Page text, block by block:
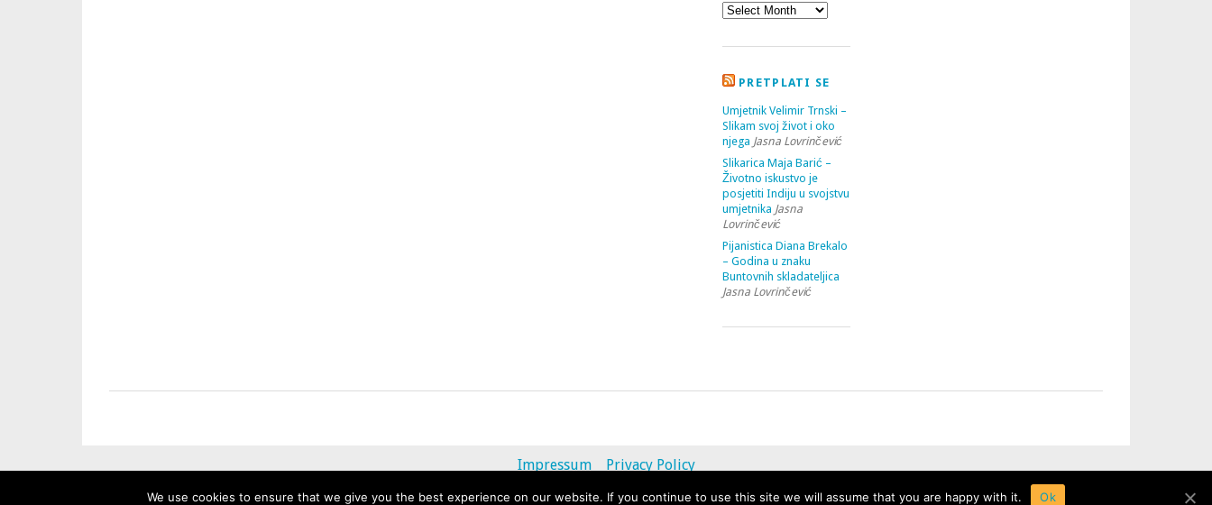
PRETPLATI SE
Umjetnik Velimir Trnski –
Slikam svoj život i oko
njega Jasna Lovrinčević
Slikarica Maja Barić –
Životno iskustvo je
posjetiti Indiju u svojstvu
umjetnika Jasna
Lovrinčević
Pijanistica Diana Brekalo
– Godina u znaku
Buntovnih skladateljica
Jasna Lovrinčević
Impressum
Privacy Policy
© 2013 - 2020 uvihoruvremena.com. Alle Rechte vorbehalten.
We use cookies to ensure that we give you the best experience on our website. If you continue to use this site we will assume that you are happy with it. Ok